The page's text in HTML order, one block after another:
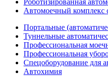
Автомоечный комплекс
Портальные
Туннельные
Профессиональная
Профессиональная
Спецоборудование для
Автохимия